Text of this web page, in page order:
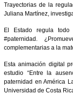
Trayectorias de la
Juliana Martínez,
El Estado regula
#paternidad.
complementarias a la
Esta animación digital
estudio “Entre la
paternidad en América
Universidad de Costa